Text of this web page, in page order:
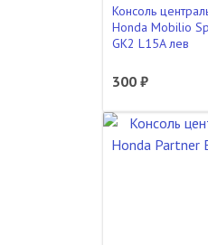
Консоль
Honda Mobilio
GK2 L15A лев
300 ₽